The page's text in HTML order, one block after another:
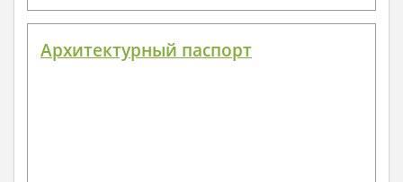
Архитектурный паспорт